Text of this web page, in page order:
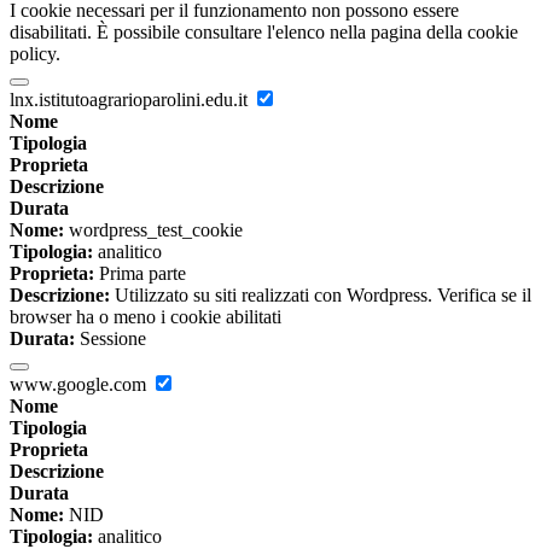
I cookie necessari per il funzionamento non possono essere
disabilitati. È possibile consultare l'elenco nella pagina della cookie
policy.
lnx.istitutoagrarioparolini.edu.it
Nome
Tipologia
Proprieta
Descrizione
Durata
Nome: wordpress_test_cookie
Tipologia: analitico
Proprieta: Prima parte
Descrizione: Utilizzato su siti realizzati con Wordpress. Verifica se il
browser ha o meno i cookie abilitati
Durata: Sessione
www.google.com
Nome
Tipologia
Proprieta
Descrizione
Durata
Nome: NID
Tipologia: analitico